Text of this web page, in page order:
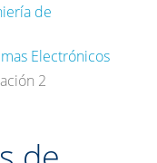
de
Electrónicos
2